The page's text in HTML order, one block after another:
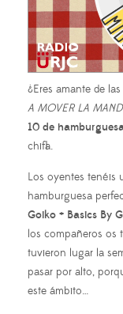
¿Eres amante de
A MOVER LA
10 de
chifla.
Los oyentes tenéis
hamburguesa
Goiko + Basics By
los compañeros os
tuvieron lugar la
pasar por alto,
este ámbito…